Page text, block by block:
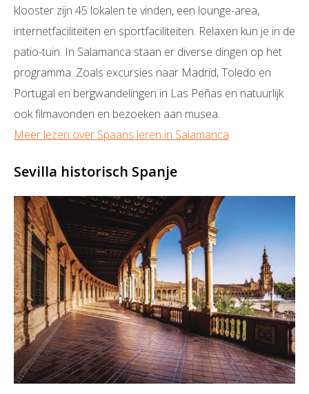
klooster zijn 45 lokalen te vinden, een lounge-area,
internetfaciliteiten en sportfaciliteiten. Relaxen kun je in de
patio-tuin. In Salamanca staan er diverse dingen op het
programma. Zoals excursies naar Madrid, Toledo en
Portugal en bergwandelingen in Las Peñas en natuurlijk
ook filmavonden en bezoeken aan musea.
Meer lezen over Spaans leren in Salamanca
Sevilla historisch Spanje